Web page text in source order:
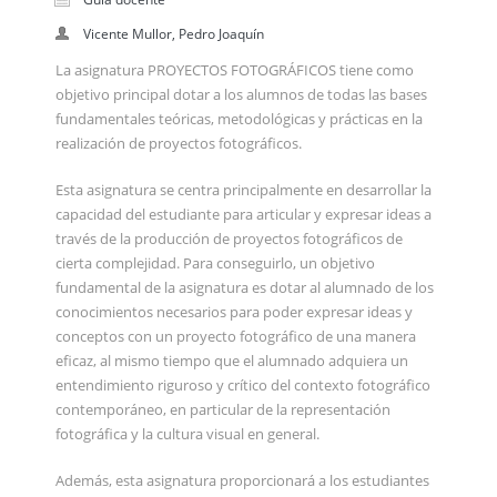
Vicente Mullor, Pedro Joaquín
La asignatura PROYECTOS FOTOGRÁFICOS tiene como
objetivo principal dotar a los alumnos de todas las bases
fundamentales teóricas, metodológicas y prácticas en la
realización de proyectos fotográficos.
Esta asignatura se centra principalmente en desarrollar la
capacidad del estudiante para articular y expresar ideas a
través de la producción de proyectos fotográficos de
cierta complejidad. Para conseguirlo, un objetivo
fundamental de la asignatura es dotar al alumnado de los
conocimientos necesarios para poder expresar ideas y
conceptos con un proyecto fotográfico de una manera
eficaz, al mismo tiempo que el alumnado adquiera un
entendimiento riguroso y crítico del contexto fotográfico
contemporáneo, en particular de la representación
fotográfica y la cultura visual en general.
Además, esta asignatura proporcionará a los estudiantes